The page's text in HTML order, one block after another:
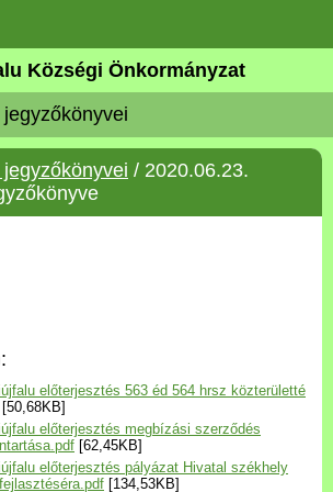
Községi Önkormányzat
/ 2020.06.23.
előterjesztés 563 éd 564 hrsz közterületté
[50,68KB]
előterjesztés megbízási szerződés
[62,45KB]
előterjesztés pályázat Hivatal székhely
[134,53KB]